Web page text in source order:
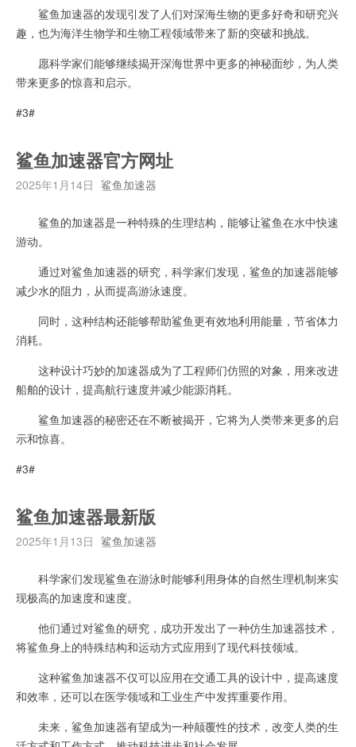
鲨鱼加速器的发现引发了人们对深海生物的更多好奇和研究兴
趣，也为海洋生物学和生物工程领域带来了新的突破和挑战。
愿科学家们能够继续揭开深海世界中更多的神秘面纱，为人类
带来更多的惊喜和启示。
#3#
鲨鱼加速器官方网址
2025年1月14日 鲨鱼加速器
鲨鱼的加速器是一种特殊的生理结构，能够让鲨鱼在水中快速
游动。
通过对鲨鱼加速器的研究，科学家们发现，鲨鱼的加速器能够
减少水的阻力，从而提高游泳速度。
同时，这种结构还能够帮助鲨鱼更有效地利用能量，节省体力
消耗。
这种设计巧妙的加速器成为了工程师们仿照的对象，用来改进
船舶的设计，提高航行速度并减少能源消耗。
鲨鱼加速器的秘密还在不断被揭开，它将为人类带来更多的启
示和惊喜。
#3#
鲨鱼加速器最新版
2025年1月13日 鲨鱼加速器
科学家们发现鲨鱼在游泳时能够利用身体的自然生理机制来实
现极高的加速度和速度。
他们通过对鲨鱼的研究，成功开发出了一种仿生加速器技术，
将鲨鱼身上的特殊结构和运动方式应用到了现代科技领域。
这种鲨鱼加速器不仅可以应用在交通工具的设计中，提高速度
和效率，还可以在医学领域和工业生产中发挥重要作用。
未来，鲨鱼加速器有望成为一种颠覆性的技术，改变人类的生